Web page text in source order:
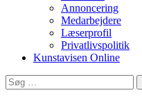
Annoncering
Medarbejdere
Læserprofil
Privatlivspolitik
Kunstavisen Online
Search
for: